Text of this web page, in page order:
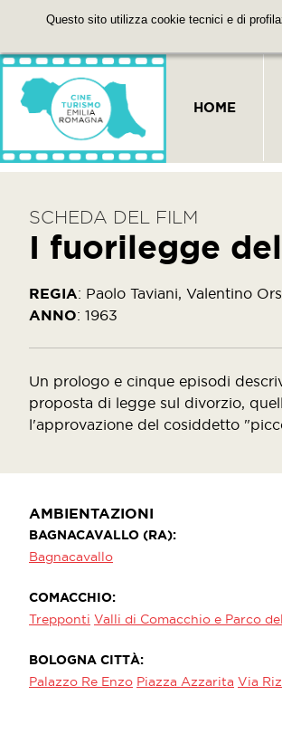
Questo sito utilizza cookie tecnici e di
HOME
SCHEDA DEL FILM
I fuorilegge
REGIA: Paolo Taviani, Valentino
ANNO: 1963
Un prologo e cinque episodi
proposta di legge sul divorzio,
l'approvazione del cosiddetto
AMBIENTAZIONI
BAGNACAVALLO (RA)
Bagnacavallo
COMACCHIO
Trepponti Valli di Comacchio e Parco
BOLOGNA CITTÀ
Palazzo Re Enzo Piazza Azzarita Via